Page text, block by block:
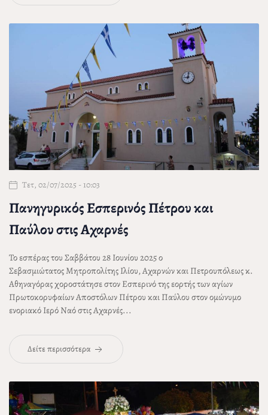
Τετ, 02/07/2025 - 10:03
Πανηγυρικός Εσπερινός Πέτρου και
Παύλου στις Αχαρνές
Το εσπέρας του Σαββάτου 28 Ιουνίου 2025 ο
Σεβασμιώτατος Μητροπολίτης Ιλίου, Αχαρνών και Πετρουπόλεωςκ.
Αθηναγόραςχοροστάτησε στον Εσπερινό της εορτής των αγίων
Πρωτοκορυφαίων Αποστόλων Πέτρου και Παύλου στον ομώνυμο
ενοριακό Ιερό Ναό στις Αχαρνές...
Δείτε περισσότερα